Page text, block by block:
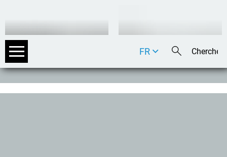
DE
FR
IT